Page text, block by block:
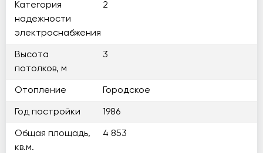
Категория
надежности
электроснабжения
2
Высота
потолков, м
3
Отопление Городское
Год постройки 1986
Общая площадь,
кв.м.
4 853